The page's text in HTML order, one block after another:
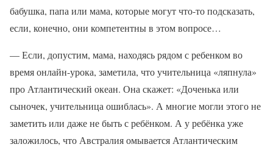
бабушка, папа или мама, которые могут что-то подсказать,
если, конечно, они компетентны в этом вопросе…
— Если, допустим, мама, находясь рядом с ребенком во
время онлайн-урока, заметила, что учительница «ляпнула»
про Атлантический океан. Она скажет: «Доченька или
сыночек, учительница ошиблась». А многие могли этого не
заметить или даже не быть с ребёнком. А у ребёнка уже
заложилось, что Австралия омывается Атлантическим